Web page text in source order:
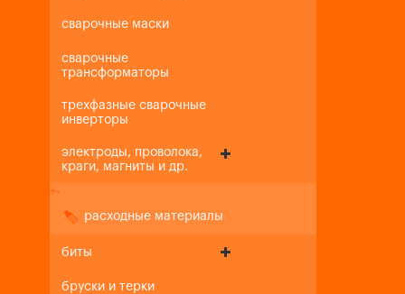
сварочные маски
сварочные
трансформаторы
трехфазные сварочные
инверторы
электроды, проволока,
краги, магниты и др.
+-
расходные материалы
биты
бруски и терки